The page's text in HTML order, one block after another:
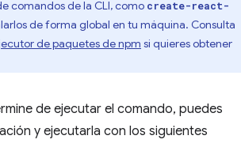
comandos de la CLI, como create-react-
de forma global en tu máquina. Consulta
de paquetes de npm si quieres obtener
de ejecutar el comando, puedes
y ejecutarla con los siguientes